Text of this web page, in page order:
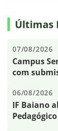
Últimas
07/08/2026
Campus
com
06/08/2026
IF Baiano